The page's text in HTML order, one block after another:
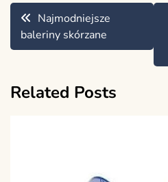
Nawigacja
wpisu
Najmodniejsze
baleriny skórzane
Related Posts